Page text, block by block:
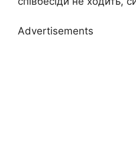
Advertisements